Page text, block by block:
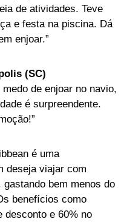
de atividades. Teve
e festa na piscina. Dá
enjoar.”
(SC)
de enjoar no navio,
é surpreendente.
é uma
deseja viajar com
bem menos do
benefícios como
desconto e 60% no